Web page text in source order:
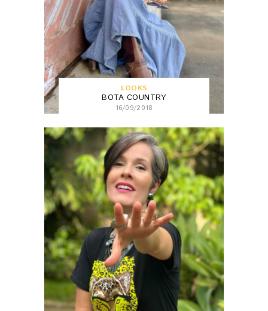
LOOKS
BOTA COUNTRY
16/09/2018